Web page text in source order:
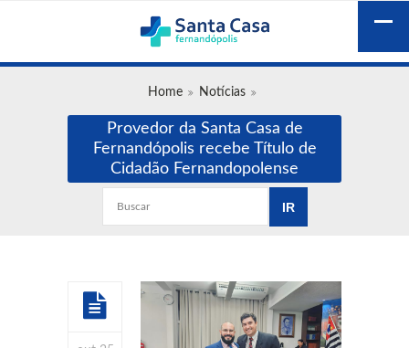
Home Notícias
Provedor da Santa Casa de
Fernandópolis recebe Título de
Cidadão Fernandopolense